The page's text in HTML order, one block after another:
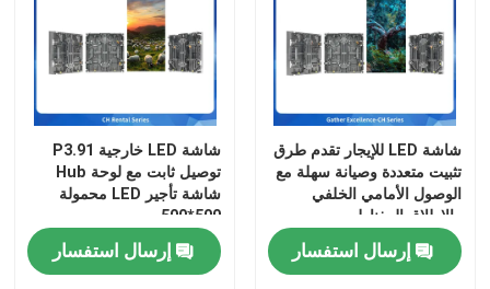
شاشة LED للإيجار تقدم طرق
تثبيت متعددة وصيانة سهلة مع
الوصول الأمامي الخلفي
والإطلاق المغناطيسي
إرسال استفسار
شاشة LED خارجية P3.91
توصيل ثابت مع لوحة Hub
شاشة تأجير LED محمولة
500*500 مم
إرسال استفسار